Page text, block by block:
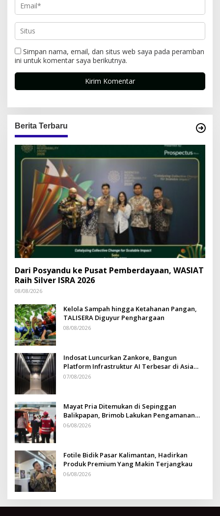
Simpan nama, email, dan situs web saya pada peramban
ini untuk komentar saya berikutnya.
Berita Terbaru
Dari Posyandu ke Pusat Pemberdayaan, WASIAT
Raih Silver ISRA 2026
08/08/2026
Kelola Sampah hingga Ketahanan Pangan,
TALISERA Diguyur Penghargaan
08/08/2026
Indosat Luncurkan Zankore, Bangun
Platform Infrastruktur AI Terbesar di Asia
Tenggara
07/08/2026
Mayat Pria Ditemukan di Sepinggan
Balikpapan, Brimob Lakukan Pengamanan
TKP
06/08/2026
Fotile Bidik Pasar Kalimantan, Hadirkan
Produk Premium Yang Makin Terjangkau
06/08/2026